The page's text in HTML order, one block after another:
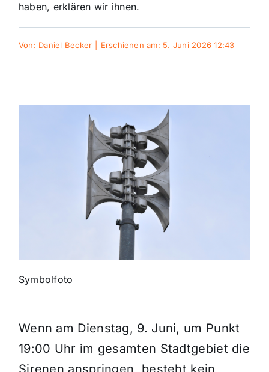
Galerie
Verkehrsmeldungen
Themen und Termine
haben, erklären wir ihnen.
Von: Daniel Becker Erschienen am: 5. Juni 2026 12:43
Symbolfoto
Wenn am Dienstag, 9. Juni, um Punkt
19:00 Uhr im gesamten Stadtgebiet die